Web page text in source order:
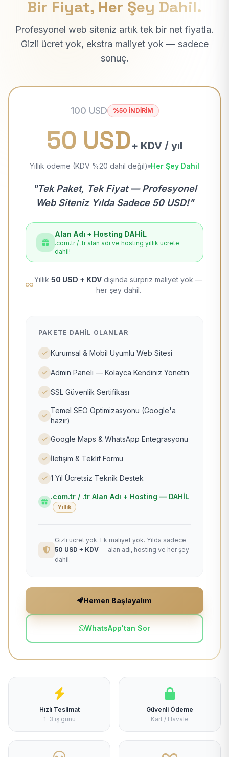
Bir Fiyat, Her Şey Dahil.
Profesyonel web siteniz artık tek bir net fiyatla.
Gizli ücret yok, ekstra maliyet yok — sadece
sonuç.
100 USD %50 İNDİRİM
50 USD+ KDV / yıl
Yıllık ödeme (KDV %20 dahil değil) Her Şey Dahil
"Tek Paket, Tek Fiyat — Profesyonel
Web Siteniz Yılda Sadece 50 USD!"
Alan Adı + Hosting DAHİL
.com.tr / .tr alan adı ve hosting yıllık ücrete
dahil!
Yıllık 50 USD + KDV dışında sürpriz maliyet yok —
her şey dahil.
PAKETE DAHIL OLANLAR
Kurumsal & Mobil Uyumlu Web Sitesi
Admin Paneli — Kolayca Kendiniz Yönetin
SSL Güvenlik Sertifikası
Temel SEO Optimizasyonu (Google'a
hazır)
Google Maps & WhatsApp Entegrasyonu
İletişim & Teklif Formu
1 Yıl Ücretsiz Teknik Destek
.com.tr / .tr Alan Adı + Hosting — DAHİL
Yıllık
Gizli ücret yok. Ek maliyet yok. Yılda sadece
50 USD + KDV — alan adı, hosting ve her şey
dahil.
Hemen Başlayalım
WhatsApp'tan Sor
Hızlı Teslimat
1-3 iş günü
Güvenli Ödeme
Kart / Havale